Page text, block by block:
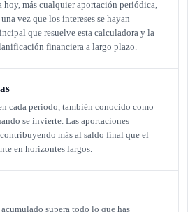
hoy, más cualquier aportación periódica,
vez que los intereses se hayan
que resuelve esta calculadora y la
financiera a largo plazo.
cada periodo, también conocido como
se invierte. Las aportaciones
más al saldo final que el
en horizontes largos.
supera todo lo que has